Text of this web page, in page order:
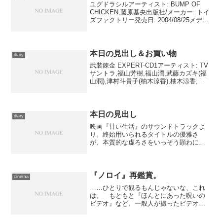
ユグドラシルアーティスト: BUMP OF
CHICKEN,藤原基央出版社/メーカー: トイ
ズファクトリー発売日: 2004/08/25メディ
diary 本日の見出し＆お買い物
武装錬金 EXPERT-CD1アーティスト: TV
サントラ,福山芳樹,福山潤,武藤カズキ(福
山潤),津村斗貴子(柚木涼香),柚木涼香,真
diary 本日の見出し
映画『甘い生活』のサウンドトラックよ
り。終始用いられるタイトルの優雅さ
が、本質的な虚ろさをいっそう顕わにし
cinema 『ノロイ』再鑑賞。
……ひとりで観るもんじゃないな、これ
は。 もともと『ほんとにあった呪いの
ビデオ』など、一般人が撮ったビデオを